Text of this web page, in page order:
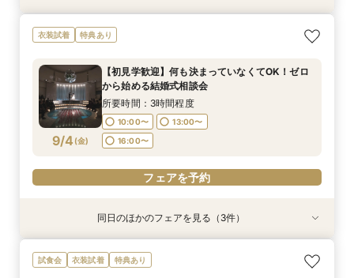
9/3(木)
【自宅＆スマホでＯＫ】オンライン相談会★まず
は気軽に♪
11:00〜
14:00〜
18:00〜
フェアを予約
9/3(木)
結婚式をもっと気軽＆自由に☆会費制パーティー
相談会☆
10:00〜
13:00〜
16:00〜
フェアを予約
9/3(木)
【初見学歓迎】何も決まっていなくてOK！ゼロ
から始める結婚式相談会
10:00〜
13:00〜
16:00〜
フェアを予約
衣装試着 特典あり
9/4 (金)
【初見学歓迎】何も決まっていなくてOK！ゼロ
から始める結婚式相談会
所要時間：3時間程度
10:00〜
13:00〜
16:00〜
フェアを予約
【30名様以下のシンプルW】和洋3挙式場×少人
数専用ホール見学
【自宅＆スマホでＯＫ】オンライン相談会★まず
は気軽に♪
結婚式をもっと気軽＆自由に☆会費制パーティー
相談会☆
同日のほかのフェアを見る（3件）
試食会 衣装試着 特典あり